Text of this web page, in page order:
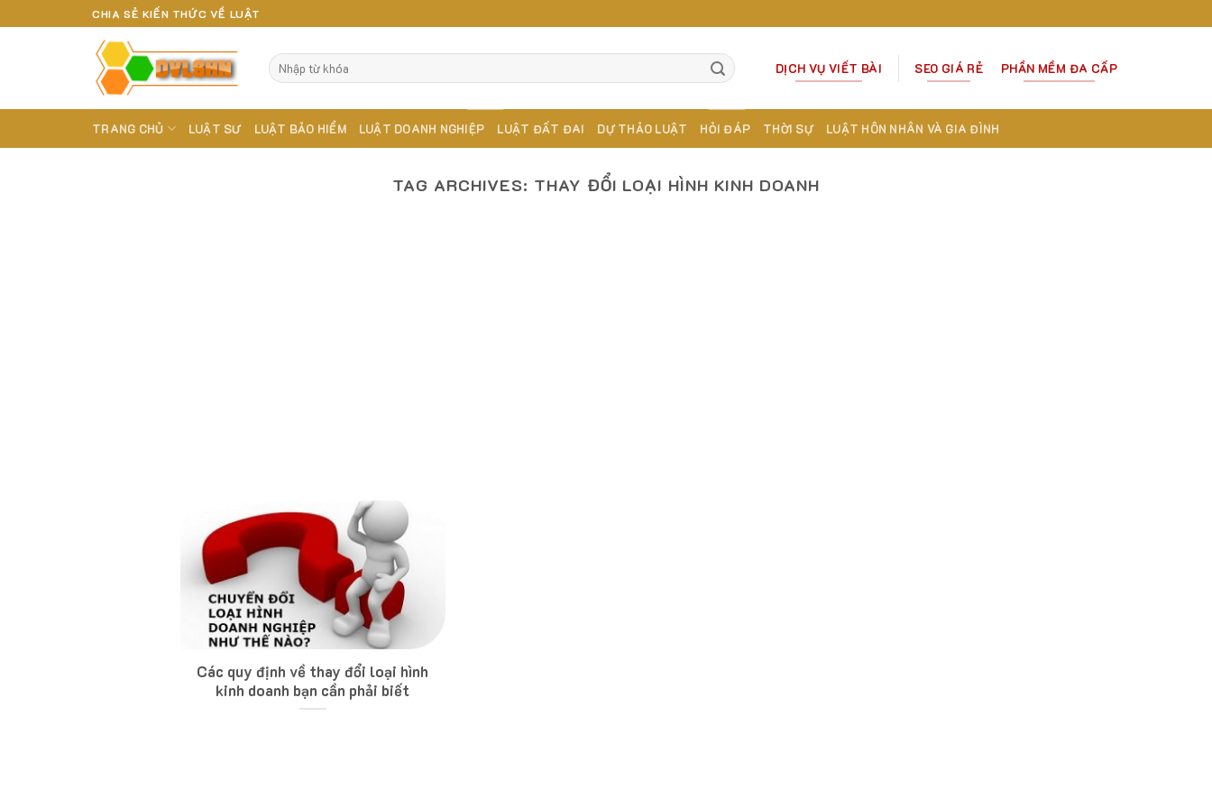
to
CHIA SẺ KIẾN THỨC VỀ LUẬT
DỊCH VỤ VIẾT BÀI SEO GIÁ RẺ PHẦN MỀM ĐA CẤP
TRANG CHỦ LUẬT SƯ LUẬT BẢO HIỂM LUẬT DOANH NGHIỆP LUẬT ĐẤT ĐAI DỰ THẢO LUẬT HỎI ĐÁP THỜI SỰ LUẬT HÔN NHÂN VÀ GIA ĐÌNH
TAG ARCHIVES: THAY ĐỔI LOẠI HÌNH KINH DOANH
Các quy định về thay đổi loại hình
kinh doanh bạn cần phải biết